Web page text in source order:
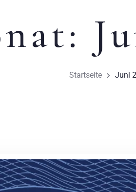
Startseite Juni